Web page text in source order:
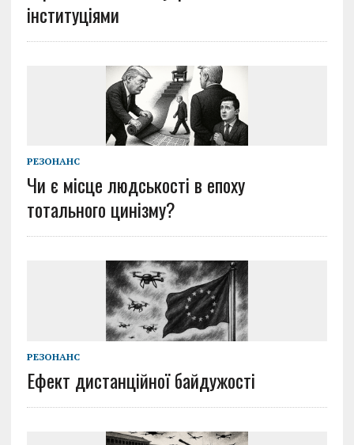
інституціями
РЕЗОНАНС
Чи є місце людськості в епоху
тотального цинізму?
РЕЗОНАНС
Ефект дистанційної байдужості